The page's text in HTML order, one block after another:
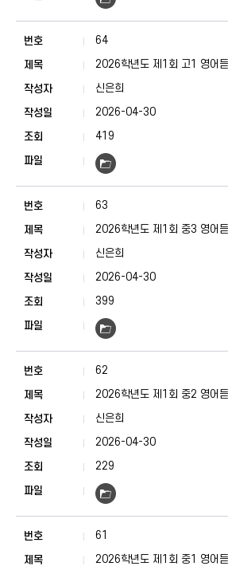
64
2026학년도 제1회 고1 영어
신은희
2026-04-30
419
63
2026학년도 제1회 중3 영어
신은희
2026-04-30
399
62
2026학년도 제1회 중2 영어
신은희
2026-04-30
229
61
2026학년도 제1회 중1 영어